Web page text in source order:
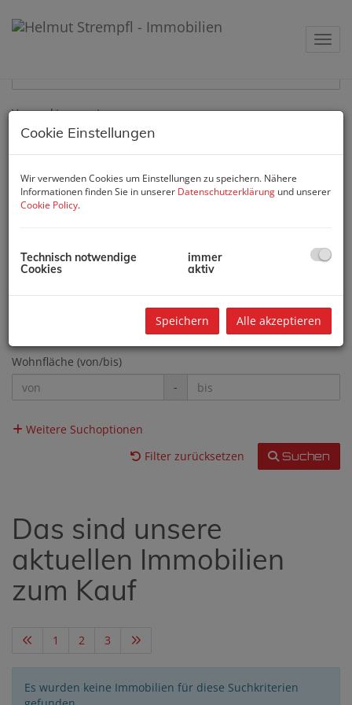
Suchen
Vermarktungsart
Alle
Miete
Objektart
Zimmer
-
Wohnfläche (von/bis)
-
Weitere Suchoptionen
Filter zurücksetzen
Suchen
Das sind unsere
aktuellen Immobilien
zum Kauf
1 2 3
Es wurden keine Immobilien für diese Suchkriterien
Cookie Einstellungen
Wir verwenden Cookies um Einstellungen zu speichern. Nähere
Informationen finden Sie in unserer Datenschutzerklärung und unserer
Cookie Policy.
Technisch notwendige
Cookies
immer
aktiv
Speichern Alle akzeptieren